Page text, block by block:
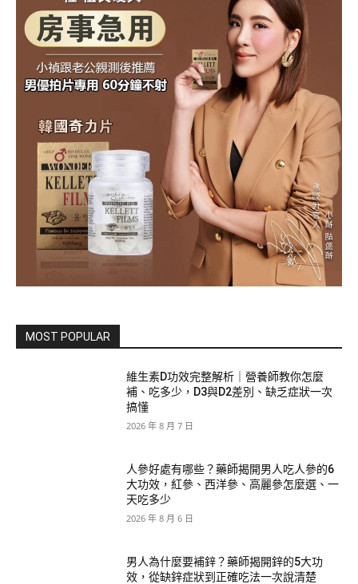
MOST POPULAR
維生素D功效完整解析｜營養師教你怎麼
補、吃多少，D3與D2差別、缺乏症狀一次
搞懂
2026 年 8 月 7 日
人參好處有哪些？藥師揭開男人吃人參的6
大功效，紅參、西洋參、高麗參怎麼選、一
天吃多少
2026 年 8 月 6 日
男人為什麼要補鋅？藥師揭開鋅的5大功
效，從缺鋅症狀到正確吃法一次說清楚